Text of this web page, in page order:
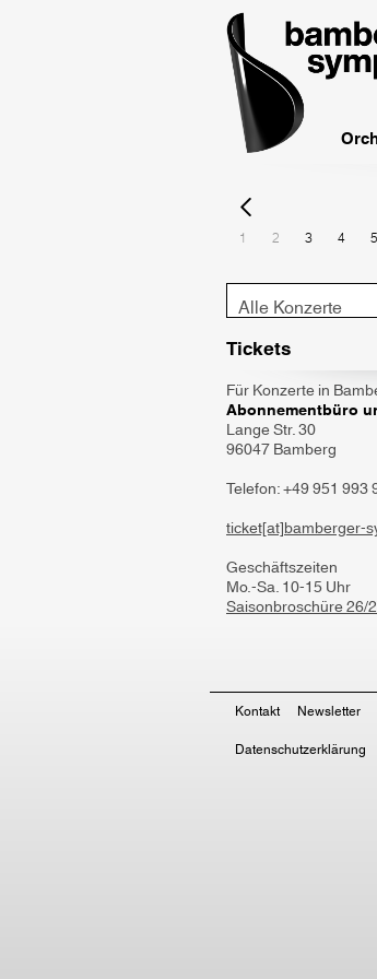
bamberger
symphoniker
1 2 3 4 5
Konzert-
Typ
Tickets
Für Konzerte in
Abonnementbüro
Lange Str. 30
96047 Bamberg
Telefon: +49 951 993
ticket[at]bamberger-
Geschäftszeiten
Mo.-Sa. 10-15 Uhr
Saisonbroschüre 26/
Kontakt Newsletter
Datenschutzerklärung